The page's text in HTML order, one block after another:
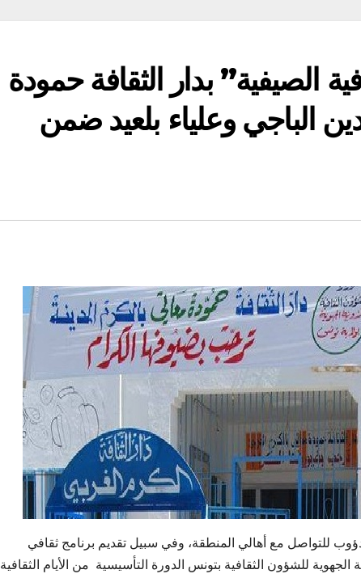
الصيفية” بدار الثقافة حمودة
الباجي وعلياء بلعيد ضمن
للتواصل مع أهالي المنطقة، وفي سبيل تقديم برنامج ثقافي
للشؤون الثقافية بتونس الدورة التأسيسية من الأيام الثقافية